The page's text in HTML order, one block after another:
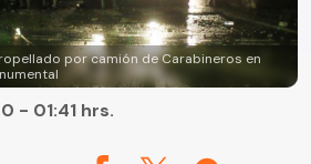
por camión de Carabineros en
- 01:41 hrs.